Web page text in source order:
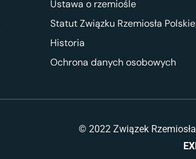
Ustawa o rzemiośle
Statut Związku Rzemiosła
Historia
Ochrona danych osobowych
© 2022 Związek